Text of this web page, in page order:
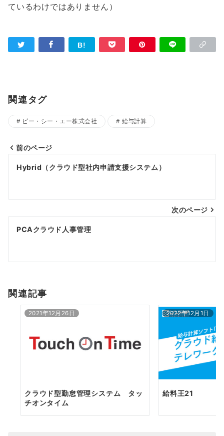
ているわけではありません）
関連タグ
ピー・シー・エー株式会社 給与計算
投
ナ
ビ
ゲ
シ
ン
前のページ
Hybrid（クラウド型社内申請支援システム）
次のページ
PCAクラウド人事管理
関連記事
2021年12月26日
クラウド型勤怠管理システム タッ
チオンタイム
2022年12月1日
給料王21